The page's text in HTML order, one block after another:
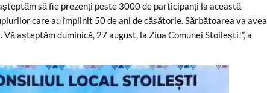
să fie prezenți peste 3000 de participanți la această
care au împlinit 50 de ani de căsătorie. Sărbătoarea va avea
așteptăm duminică, 27 august, la Ziua Comunei Stoilești!”, a